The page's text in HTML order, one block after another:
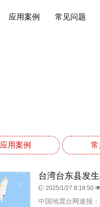
应用案例 常见问题
应用案例 常
台湾台东县发
2025/1/27 8:18:50
中国地震台网速报